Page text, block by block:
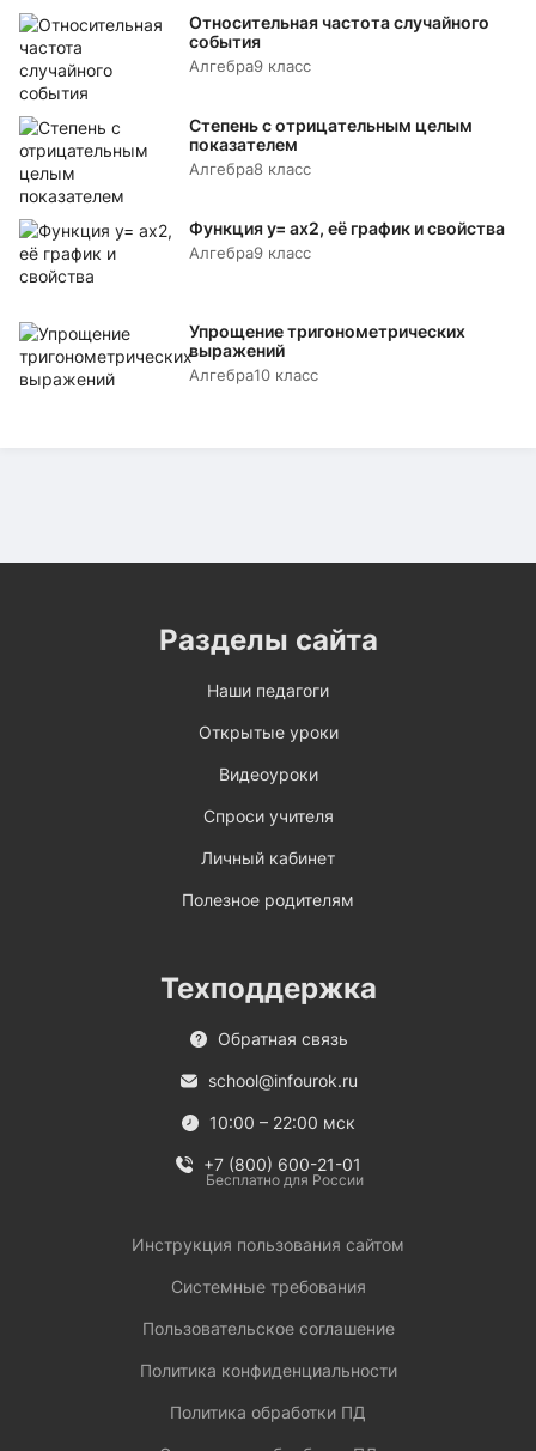
Относительная частота случайного
события
Алгебра9 класс
Степень с отрицательным целым
показателем
Алгебра8 класс
Функция y= аx2, её график и свойства
Алгебра9 класс
Упрощение тригонометрических
выражений
Алгебра10 класс
Разделы сайта
Наши педагоги
Открытые уроки
Видеоуроки
Спроси учителя
Личный кабинет
Полезное родителям
Техподдержка
Обратная связь
school@infourok.ru
10:00 – 22:00 мск
+7 (800) 600-21-01
Бесплатно для России
Инструкция пользования сайтом
Системные требования
Пользовательское соглашение
Политика конфиденциальности
Политика обработки ПД